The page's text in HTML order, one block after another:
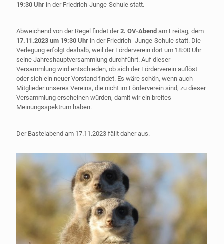
19:30 Uhr in der Friedrich-Junge-Schule statt.
Abweichend von der Regel findet der2. OV-Abend am Freitag, dem
17.11.2023 um 19:30 Uhr in der Friedrich -Junge-Schule statt. Die
Verlegung erfolgt deshalb, weil der Förderverein dort um 18:00 Uhr
seine Jahreshauptversammlung durchführt. Auf dieser
Versammlung wird entschieden, ob sich der Förderverein auflöst
oder sich ein neuer Vorstand findet. Es wäre schön, wenn auch
Mitglieder unseres Vereins, die nicht im Förderverein sind, zu dieser
Versammlung erscheinen würden, damit wir ein breites
Meinungsspektrum haben.
Der Bastelabend am 17.11.2023 fällt daher aus.